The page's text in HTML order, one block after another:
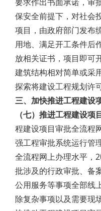
保安全前提下，对社会
项目，由政府部门发布
用地、满足开工条件后
放相关证书，项目即可
建筑结构相对简单或采
探索将建设工程规划许
三、加快推进工程建设
（七）推进工程建设项
程建设项目审批全流程
强工程审批系统运行管
全流程网上办理水平，
批涉及的行政审批、备
公用服务等事项全部线
除复杂事项以及需要现